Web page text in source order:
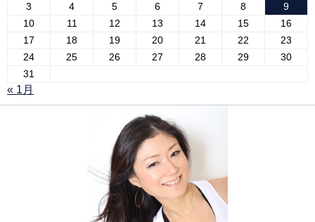
3
4 5 6 7 8
9
10
11 12 13 14 15
16
17
18 19 20 21 22
23
24
25 26 27 28 29
30
31
« 1月